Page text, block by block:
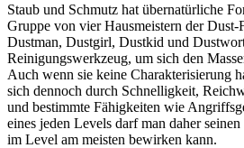
Staub und Schmutz hat übernatürliche
Gruppe von vier Hausmeistern der Dust-
Dustman, Dustgirl, Dustkid und
Reinigungswerkzeug, um sich den
Auch wenn sie keine Charakterisierung
sich dennoch durch Schnelligkeit,
und bestimmte Fähigkeiten wie
eines jeden Levels darf man daher
im Level am meisten bewirken kann.